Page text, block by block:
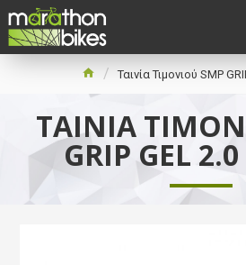
Ταινία Τιμονιού SMP
ΤΑΙΝΊΑ
GRIP GEL